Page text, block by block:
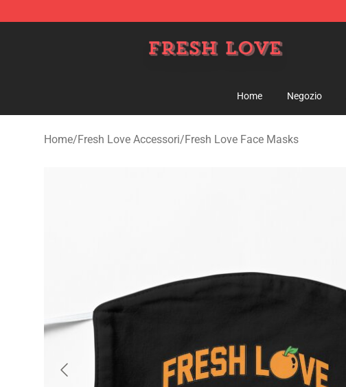
Home Negozio
Home/Fresh Love Accessori/Fresh Love Face Masks